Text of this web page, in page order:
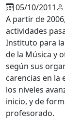
05/10/2011
A partir de
actividades
Instituto para
de la Música y
según sus
carencias en la
los niveles
inicio, y de
profesorado.